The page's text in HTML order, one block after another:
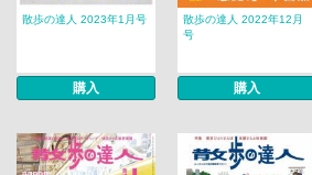
散歩の達人 2023年1月号
購入
散歩の達人 2022年12月
号
購入